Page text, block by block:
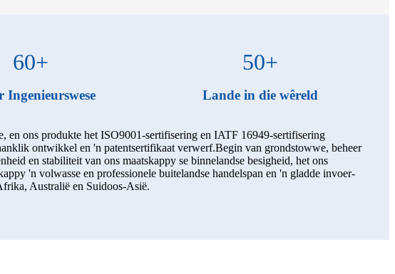
60+
Ingenieurswese
50+
Lande in die wêreld
en ons produkte het ISO9001-sertifisering en IATF 16949-sertifisering
ontwikkel en 'n patentsertifikaat verwerf.Begin van grondstowwe, beheer
en stabiliteit van ons maatskappy se binnelandse besigheid, het ons
'n volwasse en professionele buitelandse handelspan en 'n gladde invoer-
Australië en Suidoos-Asië.